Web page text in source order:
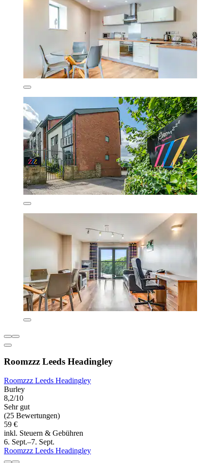
Roomzzz Leeds Headingley
Roomzzz Leeds Headingley
Burley
8,2/10
Sehr gut
(25 Bewertungen)
59 €
inkl. Steuern & Gebühren
6. Sept.–7. Sept.
Roomzzz Leeds Headingley